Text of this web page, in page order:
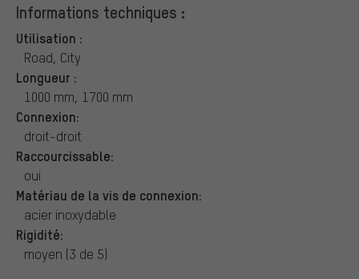
Informations techniques :
Utilisation :
Road, City
Longueur :
1000 mm, 1700 mm
Connexion:
droit-droit
Raccourcissable:
oui
Matériau de la vis de connexion:
acier inoxydable
Rigidité:
moyen (3 de 5)